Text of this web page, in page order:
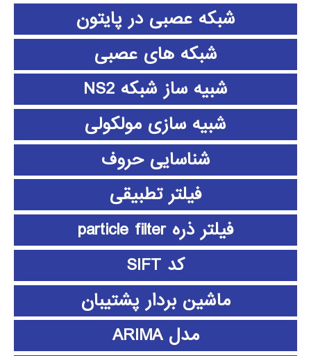
شبکه عصبی در پایتون
شبکه های عصبی
شبیه ساز شبکه NS2
شبیه سازی مولکولی
شناسایی حروف
فیلتر تطبیقی
فیلتر ذره particle filter
کد SIFT
ماشین بردار پشتیبان
مدل ARIMA